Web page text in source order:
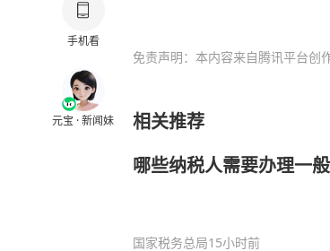
手机看
元宝 · 新闻妹
免责声明：本内容来自腾讯平台创
相关推荐
哪些纳税人需要办理一
国家税务总局15小时前